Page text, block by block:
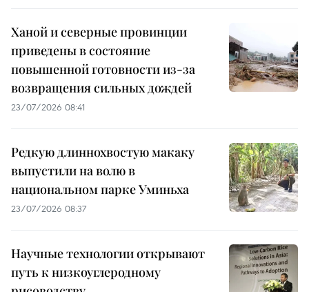
Ханой и северные провинции
приведены в состояние
повышенной готовности из-за
возвращения сильных дождей
23/07/2026 08:41
Редкую длиннохвостую макаку
выпустили на волю в
национальном парке Уминьха
23/07/2026 08:37
Научные технологии открывают
путь к низкоуглеродному